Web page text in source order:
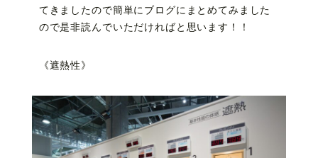
てきましたので簡単にブログにまとめてみました
ので是非読んでいただければと思います！！
《遮熱性》